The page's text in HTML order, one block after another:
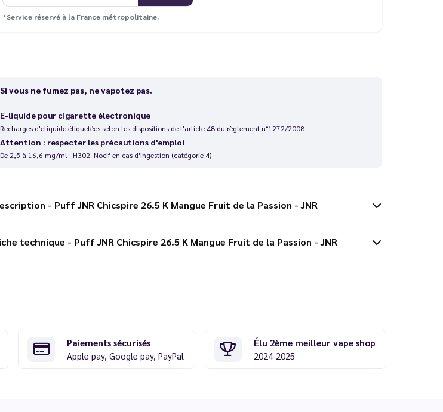
*Service réservé à la France métropolitaine.
Si vous ne fumez pas, ne vapotez pas.
E-liquide pour cigarette électronique
Recharges d'eliquide étiquetées selon les dispositions de l'article 48 du règlement n°1272/2008
Attention : respecter les précautions d'emploi
De 2,5 à 16,6 mg/ml : H302. Nocif en cas d'ingestion (catégorie 4)
Description - Puff JNR Chicspire 26.5 K Mangue Fruit de la Passion - JNR
Fiche technique - Puff JNR Chicspire 26.5 K Mangue Fruit de la Passion - JNR
Paiements sécurisés
Apple pay, Google pay, PayPal
Élu 2ème meilleur vape shop
2024-2025